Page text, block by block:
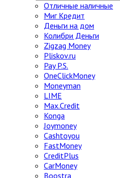
Отличные наличные
Миг Кредит
Деньги на дом
Колибри Деньги
Zigzag Money
Pliskov.ru
Pay P.S.
OneClickMoney
Moneyman
LIME
Max.Credit
Konga
Joymoney
Cashtoyou
FastMoney
CreditPlus
CarMoney
Boostra